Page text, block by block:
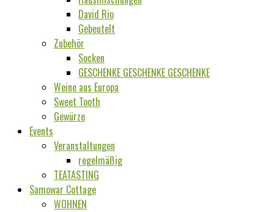
David Rio
Gebeutelt
Zubehör
Socken
GESCHENKE GESCHENKE GESCHENKE
Weine aus Europa
Sweet Tooth
Gewürze
Events
Veranstaltungen
regelmäßig
TEATASTING
Samowar Cottage
WOHNEN